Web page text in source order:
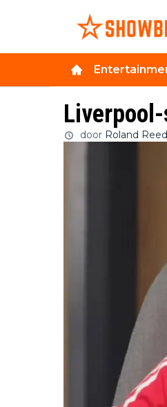
door Roland